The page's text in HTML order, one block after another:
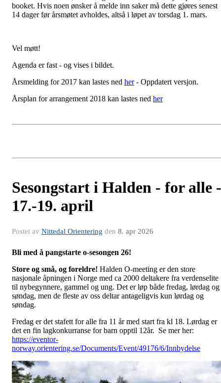
booket. Hvis noen ønsker å melde inn saker må dette gjøres senest
14 dager før årsmøtet avholdes, altså i løpet av torsdag 1. mars.
Vel møtt!
Agenda er fast - og vises i bildet.
Årsmelding for 2017 kan lastes ned her- Oppdatert versjon.
Årsplan for arrangement 2018 kan lastes ned her
Sesongstart i Halden - for alle -
17.-19. april
Postet av Nittedal Orientering den 8. apr 2026
Bli med å pangstarte o-sesongen 26!
Store og små, og foreldre! Halden O-meeting er den store
nasjonale åpningen i Norge med ca 2000 deltakere fra verdenselite
til nybegynnere, gammel og ung. Det er løp både fredag, lørdag og
søndag, men de fleste av oss deltar antageligvis kun lørdag og
søndag.
Fredag er det stafett for alle fra 11 år med start fra kl 18. Lørdag er
det en fin lagkonkurranse for barn opptil 12år. Se mer her:
https://eventor-
norway.orientering.se/Documents/Event/49176/6/Innbydelse